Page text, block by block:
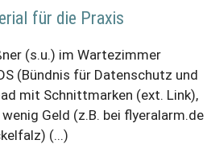
für die Praxis
(s.u.) im Wartezimmer
(Bündnis für Datenschutz und
mit Schnittmarken (ext. Link),
Geld (z.B. bei flyeralarm.de
(...)